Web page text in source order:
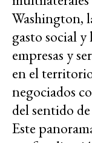
Washington,
gasto social
empresas y
en el
negociados
del sentido
Este